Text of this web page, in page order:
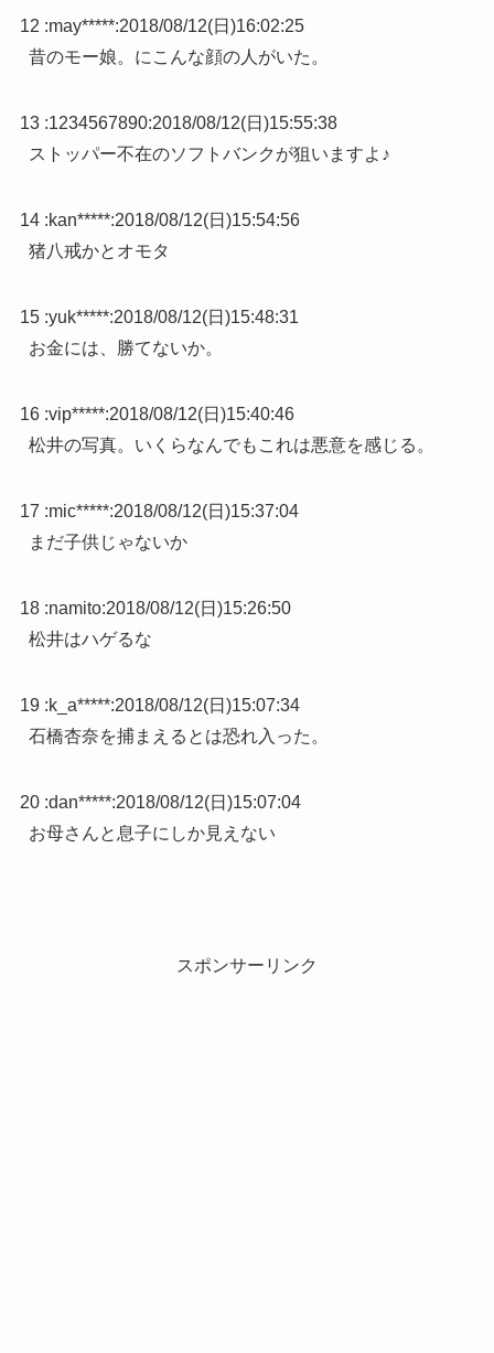
12 :may*****:2018/08/12(日)16:02:25
昔のモー娘。にこんな顔の人がいた。
13 :1234567890:2018/08/12(日)15:55:38
ストッパー不在のソフトバンクが狙いますよ♪
14 :kan*****:2018/08/12(日)15:54:56
猪八戒かとオモタ
15 :yuk*****:2018/08/12(日)15:48:31
お金には、勝てないか。
16 :vip*****:2018/08/12(日)15:40:46
松井の写真。いくらなんでもこれは悪意を感じる。
17 :mic*****:2018/08/12(日)15:37:04
まだ子供じゃないか
18 :namito:2018/08/12(日)15:26:50
松井はハゲるな
19 :k_a*****:2018/08/12(日)15:07:34
石橋杏奈を捕まえるとは恐れ入った。
20 :dan*****:2018/08/12(日)15:07:04
お母さんと息子にしか見えない
スポンサーリンク